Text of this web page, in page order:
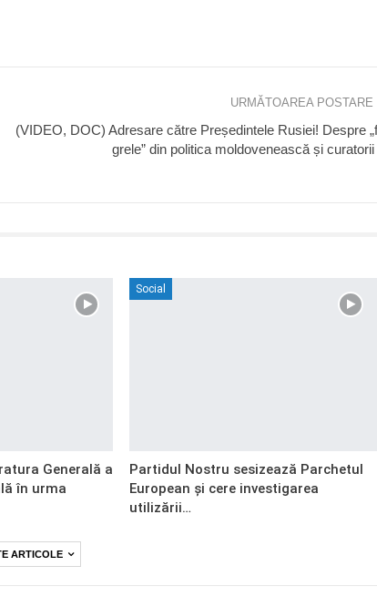
URMĂTOAREA POSTARE
(VIDEO, DOC) Adresare către Președintele Rusiei! Despre
grele” din politica moldovenească și curatorii
Generală a
în urma
Social
Partidul Nostru sesizează Parchetul
European și cere investigarea
utilizării…
ARTICOLE